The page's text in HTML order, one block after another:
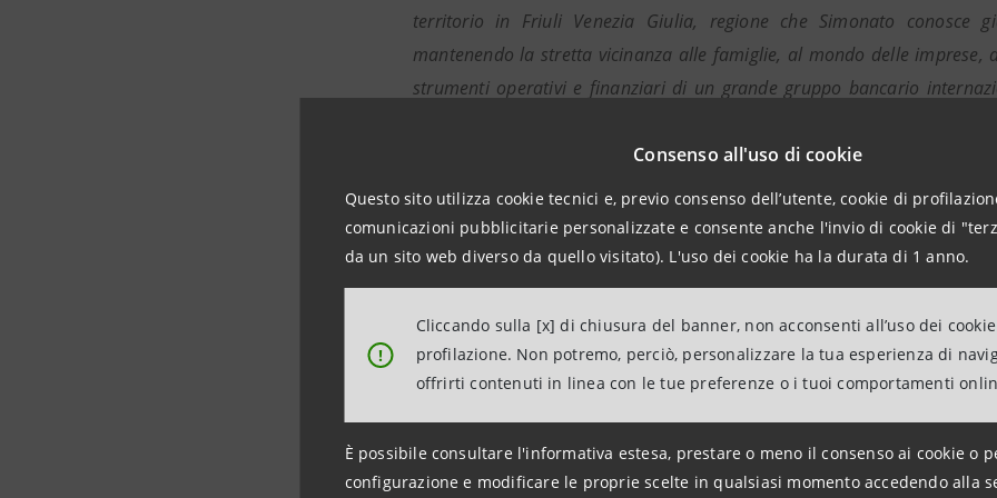
Consenso all'uso di cookie
Questo sito utilizza cookie tecnici e, previo consenso dell’utente, cookie di
comunicazioni pubblicitarie personalizzate e consente anche l'invio di cookie di
da un sito web diverso da quello visitato). L'uso dei cookie ha la durata di 1 anno.
!
Cliccando sulla [x] di chiusura del banner, non acconsenti all’uso dei
profilazione. Non potremo, perciò, personalizzare la tua esperienza di
offrirti contenuti in linea con le tue preferenze o i tuoi comportamenti
È possibile consultare l'informativa estesa, prestare o meno il consenso ai cookie o
configurazione e modificare le proprie scelte in qualsiasi momento accedendo alla
territorio in Friuli Venezia Giulia, regione che Simonato conosce
mantenendo la stretta vicinanza alle famiglie, al mondo delle
strumenti operativi e finanziari di un grande gruppo bancario
Da parte sua il Presidente della Cassa di Risparmio del Friuli
“l’avvicendamento in atto nella direzione generale della Cassa
realtà regionale: nel momento in cui l’attuale Direttore Generale,
incarico in una Società operante a livello nazionale, è stata offerta al
di nominare nuovo Direttore Generale Renzo Simonato, che è
consolidata esperienza professionale nel comparto bancario e nella
Cassa è espressione”.
Rapporti con i Media – Chiara Carlotti